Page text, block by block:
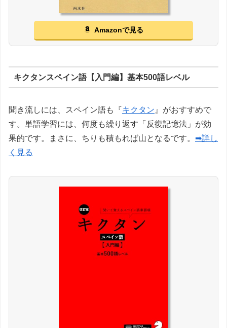
Amazonで見る
キクタンスペイン語【入門編】基本500語レベル
聞き流しには、スペイン語も『キクタン 』がおすすめで
す。単語学習には、何度も繰り返す「反復記憶法」が効
果的です。まさに、ちりも積もれば山となるです。 ➡詳し
く見る